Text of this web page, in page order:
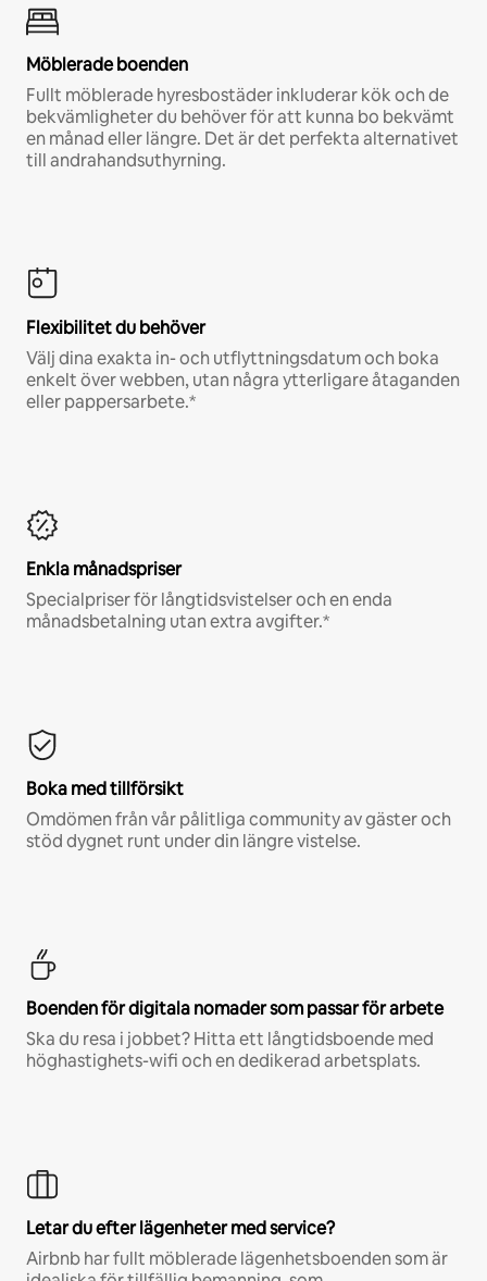
Möblerade boenden
Fullt möblerade hyresbostäder inkluderar kök och de
bekvämligheter du behöver för att kunna bo bekvämt
en månad eller längre. Det är det perfekta alternativet
till andrahandsuthyrning.
Flexibilitet du behöver
Välj dina exakta in- och utflyttningsdatum och boka
enkelt över webben, utan några ytterligare åtaganden
eller pappersarbete.*
Enkla månadspriser
Specialpriser för långtidsvistelser och en enda
månadsbetalning utan extra avgifter.*
Boka med tillförsikt
Omdömen från vår pålitliga community av gäster och
stöd dygnet runt under din längre vistelse.
Boenden för digitala nomader som passar för arbete
Ska du resa i jobbet? Hitta ett långtidsboende med
höghastighets-wifi och en dedikerad arbetsplats.
Letar du efter lägenheter med service?
Airbnb har fullt möblerade lägenhetsboenden som är